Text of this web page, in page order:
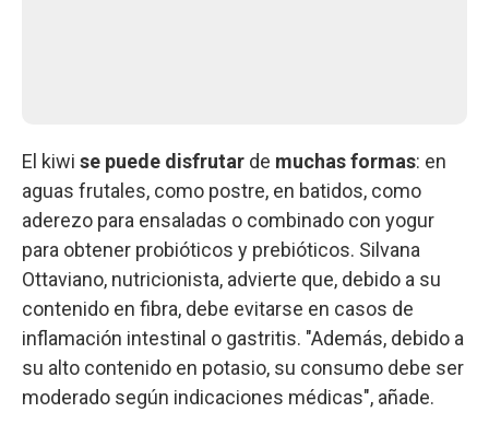
El kiwi se puede disfrutar de muchas formas: en
aguas frutales, como postre, en batidos, como
aderezo para ensaladas o combinado con yogur
para obtener probióticos y prebióticos. Silvana
Ottaviano, nutricionista, advierte que, debido a su
contenido en fibra, debe evitarse en casos de
inflamación intestinal o gastritis. "Además, debido a
su alto contenido en potasio, su consumo debe ser
moderado según indicaciones médicas", añade.